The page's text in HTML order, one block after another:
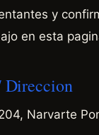
y
en esta
Direccion
Narvarte